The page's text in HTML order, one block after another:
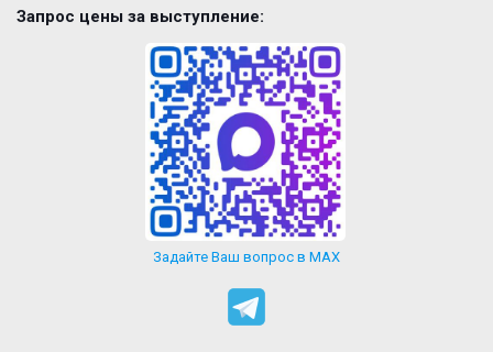
Запрос цены за выступление:
Задайте Ваш вопрос в MAX